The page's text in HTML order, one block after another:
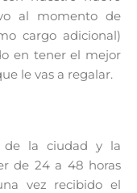
al momento de
cargo adicional)
en tener el mejor
le vas a regalar.
de la ciudad y la
de 24 a 48 horas
vez recibido el